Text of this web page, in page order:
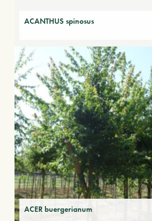
ACANTHUS spinosus
ACER buergerianum